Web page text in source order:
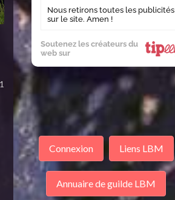
1
Nous retirons toutes les publicités
sur le site. Amen !
Soutenez les créateurs du
web sur
Connexion Liens LBM
Annuaire de guilde LBM